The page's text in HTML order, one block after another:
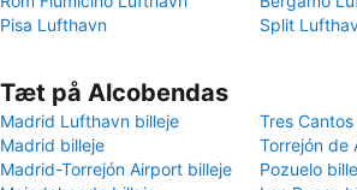
Pisa Lufthavn
Split
Tæt på Alcobendas
Madrid Lufthavn billeje
Tres
Madrid billeje
Torrejón de
Madrid-Torrejón Airport billeje
Pozuelo